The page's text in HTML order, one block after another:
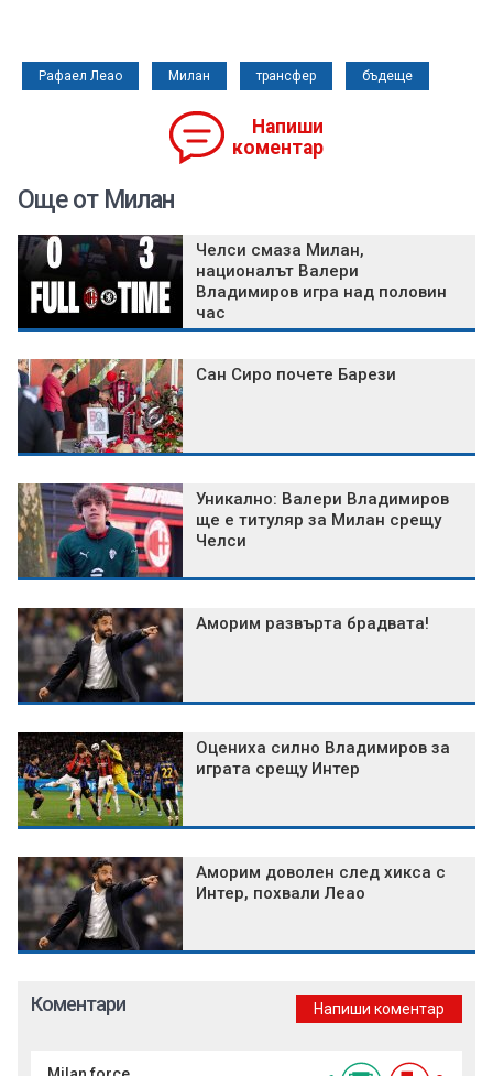
Рафаел Леао Милан трансфер бъдеще
Напиши
коментар
Още от Милан
Челси смаза Милан,
националът Валери
Владимиров игра над половин
час
Сан Сиро почете Барези
Уникално: Валери Владимиров
ще е титуляр за Милан срещу
Челси
Аморим развърта брадвата!
Оцениха силно Владимиров за
играта срещу Интер
Аморим доволен след хикса с
Интер, похвали Леао
Коментари Напиши коментар